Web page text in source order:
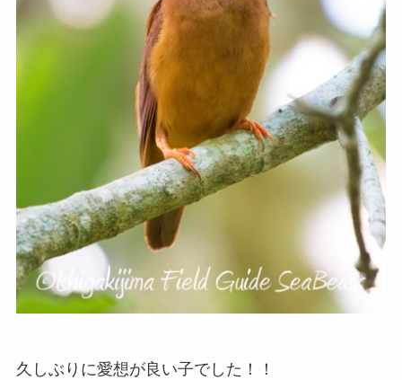
久しぶりに愛想が良い子でした！！